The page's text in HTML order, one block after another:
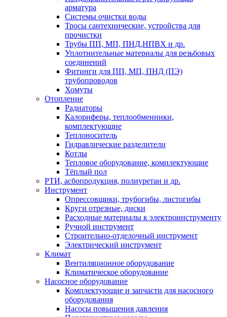
арматура
Системы очистки воды
Тросы сантехнические, устройства для
прочистки
Трубы ПП, МП, ПНД,НПВХ и др.
Уплотнительные материалы для резьбовых
соединений
Фитинги для ПП, МП, ПНД (ПЭ)
трубопроводов
Хомуты
Отопление
Радиаторы
Калориферы, теплообменники,
комплектующие
Теплоноситель
Гидравлические разделители
Котлы
Тепловое оборудование, комплектующие
Тёплый пол
РТИ, асбопродукция, полиуретан и др.
Инструмент
Опрессовщики, трубогибы, листогибы
Круги отрезные, диски
Расходные материалы к электроинструменту
Ручной инструмент
Строительно-отделочный инструмент
Электрический инструмент
Климат
Вентиляционное оборудование
Климатическое оборудование
Насосное оборудование
Комплектующие и запчасти для насосного
оборудования
Насосы повышения давления